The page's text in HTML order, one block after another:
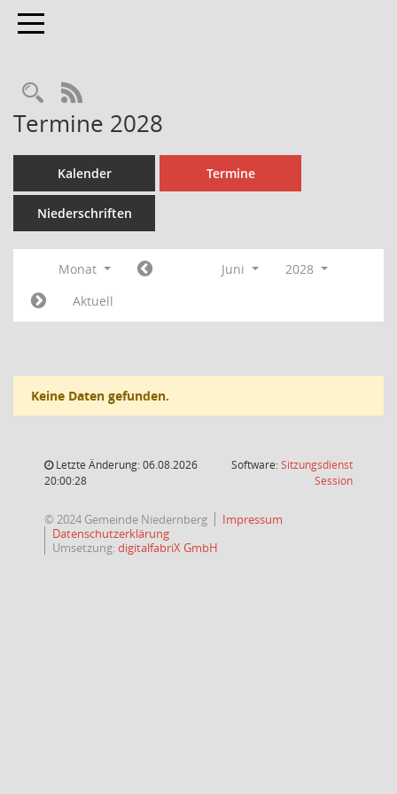
Toggle navigation
Rechercheauswahl
RSS-Feed
Termine 2028
Kalender Termine
Niederschriften
Monat Juni
2028
Aktuell
Keine Daten gefunden.
Letzte Änderung: 06.08.2026
20:00:28
Software:Sitzungsdienst
Session(Wird in
© 2024 Gemeinde Niedernberg
Impressum
Datenschutzerklärung
Umsetzung:digitalfabriX GmbH